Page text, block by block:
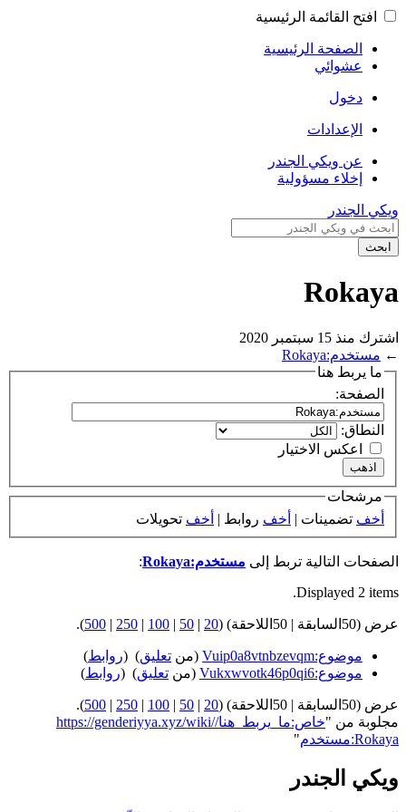
افتح القائمة الرئيسية
الصفحة الرئيسية
عشوائي
دخول
الإعدادات
عن ويكي الجندر
إخلاء مسؤولية
ويكي الجندر
ابحث
Rokaya
اشترك منذ 15 سبتمبر 2020
← مستخدم:Rokaya
ما يربط هنا
الصفحة:
النطاق:
اعكس الاختيار
مرشحات
أخف تضمينات | أخف روابط | أخف تحويلات
الصفحات التالية تربط إلى مستخدم:Rokaya
:
Displayed 2 items.
عرض (50السابقة | 50اللاحقة) ( 20
|
50
|
100
|
250
|
500
).
موضوع:Vuip0a8vtnbzevqm (من تعليق) ‏
(روابط)
موضوع:Vukxwvotk46p0qi6
(من تعليق) ‏
(روابط)
عرض (50السابقة | 50اللاحقة) ( 20
|
50
|
100
|
250
|
500
).
مجلوبة من "
https://genderiyya.xyz/wiki/خاص:ما_يربط_هنا/
مستخدم:Rokaya
"
ويكي الجندر